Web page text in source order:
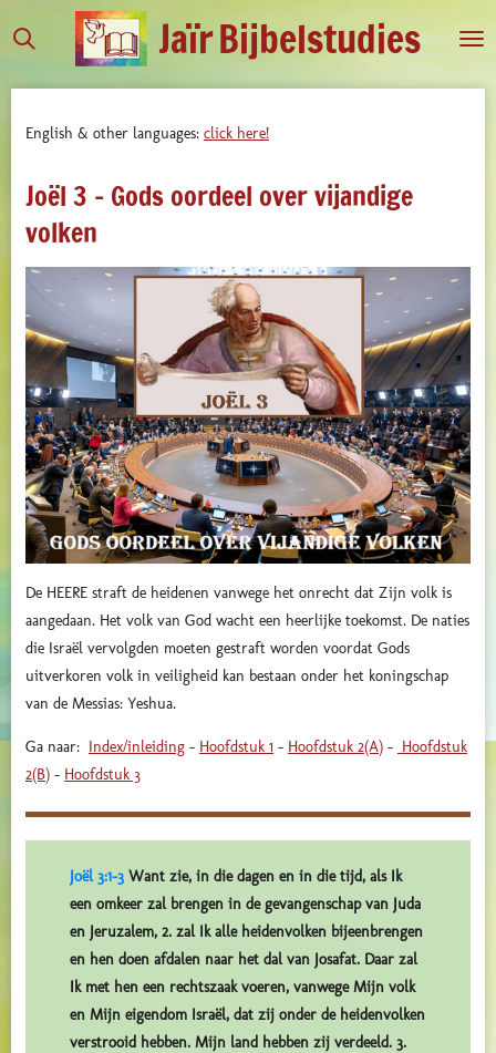
direct
hoofdinhoud
JaïrBijbelstudies
English & other languages: click here!
Joël 3 - Gods oordeel over vijandige
volken
De HEERE straft de heidenen vanwege het onrecht dat Zijn volk is
aangedaan. Het volk van God wacht een heerlijke toekomst. De naties
die Israël vervolgden moeten gestraft worden voordat Gods
uitverkoren volk in veiligheid kan bestaan onder het koningschap
van de Messias: Yeshua.
Ga naar: Index/inleiding - Hoofdstuk 1 - Hoofdstuk 2(A) - Hoofdstuk
2(B) - Hoofdstuk 3
Joël 3:1-3 Want zie, in die dagen en in die tijd, als Ik
een omkeer zal brengen in de gevangenschap van Juda
en Jeruzalem, 2. zal Ik alle heidenvolken bijeenbrengen
en hen doen afdalen naar het dal van Josafat. Daar zal
Ik met hen een rechtszaak voeren, vanwege Mijn volk
en Mijn eigendom Israël, dat zij onder de heidenvolken
verstrooid hebben. Mijn land hebben zij verdeeld. 3.